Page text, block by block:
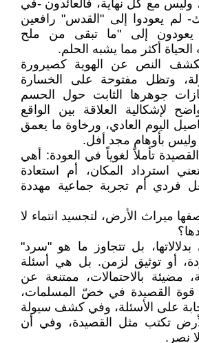
مع كل نهاية، فالعائدون -في
لم يعودوا إلى "القدس" رافعين
يعودون إلى "ما تبقى من ملح
الحياة أكثر مما يشبه الحلم.
النص عن الهوية كصيرورة
وتظل مفتوحة على الخسارة
جوهرها الثابت حول الحسم
لإشكالية العلاقة بين الواقع
اليوم العادي، ورخاوة ما يعمق
وليس بأوهام مجد أفل.
تأملاً لغوياً في العودة: أهي
استرداد المكان، أم استعادة
فردي أم تجربة جماعية مهددة
ميراث الأرض، لتجسيد انتماء لا
بل تتجاوز ما هو "سرد"
أو توثيق لزمن. بل هي أسئلة
مضيئة بالاحتمالات، ممتنعة عن
قوة القصيدة في خضّ المسلمات،
على الأسئلة، وفي كشف سيولة
تكتب مثل القصيدة، وفي أن
نصر.